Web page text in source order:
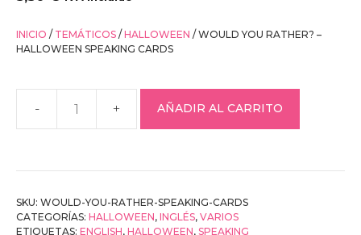
INICIO / TEMÁTICOS /HALLOWEEN / WOULD YOU RATHER? –
HALLOWEEN SPEAKING CARDS
Would
Halloween
SPEAKING
AÑADIR AL CARRITO
SKU: WOULD-YOU-RATHER-SPEAKING-CARDS
CATEGORÍAS: HALLOWEEN, INGLÉS, VARIOS
ETIQUETAS: ENGLISH, HALLOWEEN, SPEAKING